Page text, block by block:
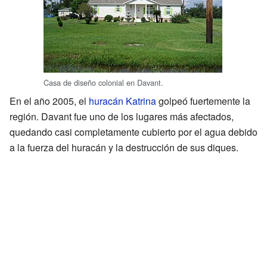
Casa de diseño colonial en Davant.
En el año 2005, el huracán Katrinagolpeó fuertemente la
región. Davant fue uno de los lugares más afectados,
quedando casi completamente cubierto por el agua debido
a la fuerza del huracán y la destrucción de sus diques.